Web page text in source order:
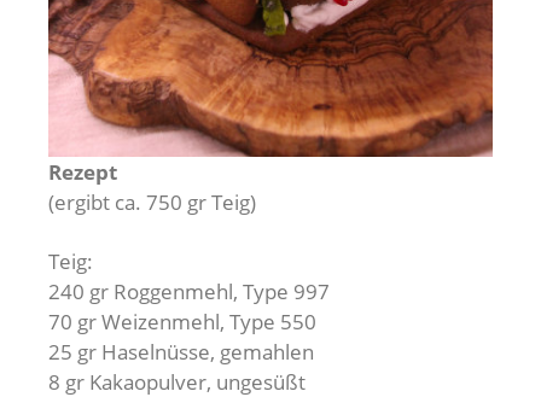
Rezept
(ergibt ca. 750 gr Teig)
Teig:
240 gr Roggenmehl, Type 997
70 gr Weizenmehl, Type 550
25 gr Haselnüsse, gemahlen
8 gr Kakaopulver, ungesüßt